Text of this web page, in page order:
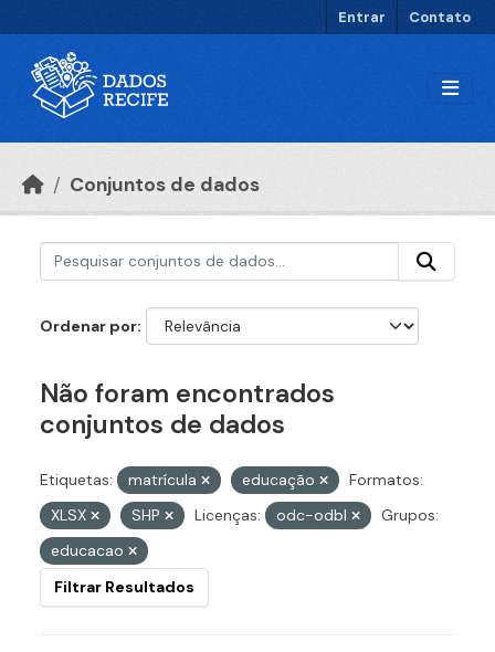
Entrar Contato
Conjuntos de dados
Ordenar por
Não foram encontrados
conjuntos de dados
Etiquetas: matrícula educação
Formatos:
XLSX
SHP Licenças: odc-odbl
Grupos:
educacao
Filtrar Resultados